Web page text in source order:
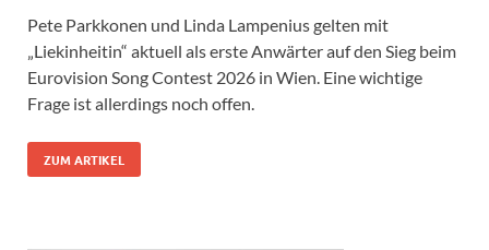
Pete Parkkonen und Linda Lampenius gelten mit
„Liekinheitin“ aktuell als erste Anwärter auf den Sieg beim
Eurovision Song Contest 2026 in Wien. Eine wichtige
Frage ist allerdings noch offen.
ZUM ARTIKEL